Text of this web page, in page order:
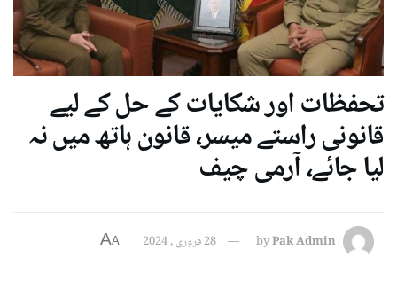
تحفظات اور شکایات کے حل کے لیے
قانونی راستے میسر، قانون ہاتھ میں نہ
لیا جائے، آرمی چیف
byPak Admin 28 فروری , 2024 A
A